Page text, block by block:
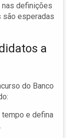
nas definições
são esperadas
a
do Banco
e defina